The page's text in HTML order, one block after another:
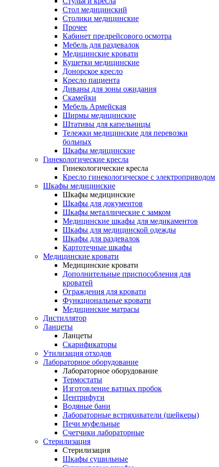
Стол медицинский
Столики медицинские
Прочее
Кабинет предрейсового осмотра
Мебель для раздевалок
Медицинские кровати
Кушетки медицинские
Донорское кресло
Кресло пациента
Диваны для зоны ожидания
Скамейки
Мебель Армейская
Ширмы медицинские
Штативы для капельницы
Тележки медицинские для перевозки
больных
Шкафы медицинские
Гинекологические кресла
Гинекологические кресла
Кресло гинекологическое с электроприводом
Шкафы медицинские
Шкафы медицинские
Шкафы для документов
Шкафы металлические с замком
Медицинские шкафы для медикаментов
Шкафы для медицинской одежды
Шкафы для раздевалок
Картотечные шкафы
Медицинские кровати
Медицинские кровати
Дополнительные приспособления для
кроватей
Ограждения для кровати
Функциональные кровати
Медицинские матрасы
Дистиллятор
Ланцеты
Ланцеты
Скарификаторы
Утилизация отходов
Лабораторное оборудование
Лабораторное оборудование
Термостаты
Изготовление ватных пробок
Центрифуги
Водяные бани
Лабораторные встряхиватели (шейкеры)
Печи муфельные
Счетчики лабораторные
Стерилизация
Стерилизация
Шкафы сушильные